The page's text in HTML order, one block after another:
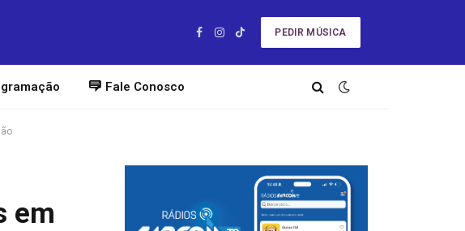
Facebook
Instagram
TikTok
PEDIR MÚSICA
Fale Conosco
em